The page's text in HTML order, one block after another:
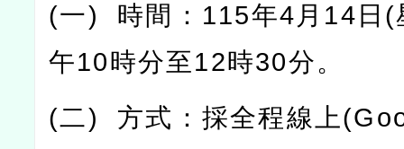
(一) 時間： 115年4 月 14 日 (
午10時分至12時30分。
(二) 方式：採全程線上